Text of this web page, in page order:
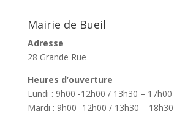
Mairie de Bueil
Adresse
28 Grande Rue
Heures d’ouverture
Lundi : 9h00 -12h00 / 13h30 – 17h00
Mardi : 9h00 -12h00 / 13h30 – 18h30